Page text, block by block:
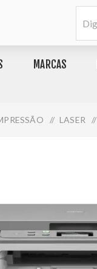
MARCAS
/ LASER /